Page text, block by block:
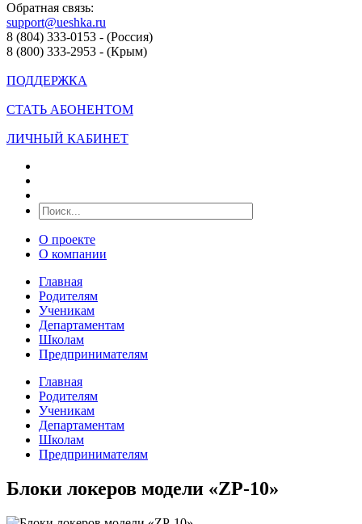
Обратная связь:
support@ueshka.ru
8 (804) 333-0153 - (Россия)
8 (800) 333-2953 - (Крым)
ПОДДЕРЖКА
СТАТЬ АБОНЕНТОМ
ЛИЧНЫЙ КАБИНЕТ
О проекте
О компании
Главная
Родителям
Ученикам
Департаментам
Школам
Предпринимателям
Главная
Родителям
Ученикам
Департаментам
Школам
Предпринимателям
Блоки локеров модели «ZP-10»